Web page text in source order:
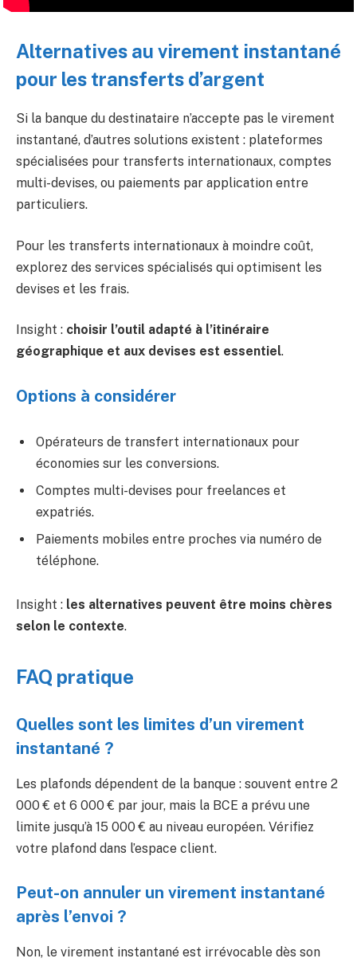
Alternatives au virement instantané
pour les transferts d’argent
Si la banque du destinataire n’accepte pas le virement
instantané, d’autres solutions existent : plateformes
spécialisées pour transferts internationaux, comptes
multi-devises, ou paiements par application entre
particuliers.
Pour les transferts internationaux à moindre coût,
explorez des services spécialisés qui optimisent les
devises et les frais.
Insight : choisir l’outil adapté à l’itinéraire
géographique et aux devises est essentiel.
Options à considérer
Opérateurs de transfert internationaux pour
économies sur les conversions.
Comptes multi-devises pour freelances et
expatriés.
Paiements mobiles entre proches via numéro de
téléphone.
Insight : les alternatives peuvent être moins chères
selon le contexte.
FAQ pratique
Quelles sont les limites d’un virement
instantané ?
Les plafonds dépendent de la banque : souvent entre 2
000 € et 6 000 € par jour, mais la BCE a prévu une
limite jusqu’à 15 000 € au niveau européen. Vérifiez
votre plafond dans l’espace client.
Peut-on annuler un virement instantané
après l’envoi ?
Non, le virement instantané est irrévocable dès son